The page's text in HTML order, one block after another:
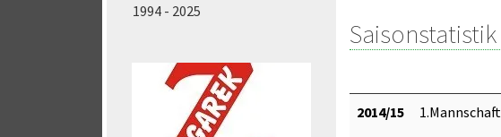
1994 - 2025
Saisonstatistik
2014/15 1.Mannschaft